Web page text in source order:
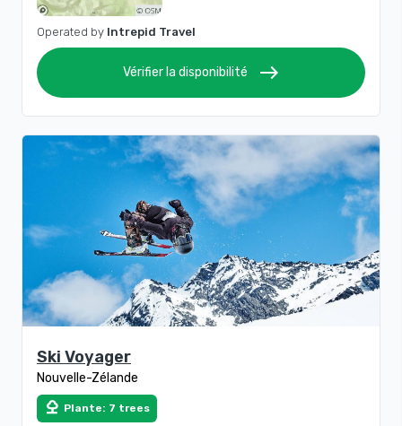
Operated by Intrepid Travel
Vérifier la disponibilité east
Ski Voyager
Nouvelle-Zélande
nature Plante: 7 trees